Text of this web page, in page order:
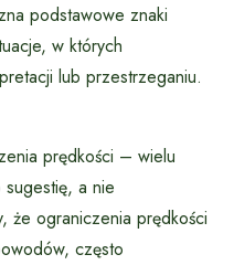
podstawowe znaki
w których
lub przestrzeganiu.
prędkości – wielu
a nie
że ograniczenia prędkości
często